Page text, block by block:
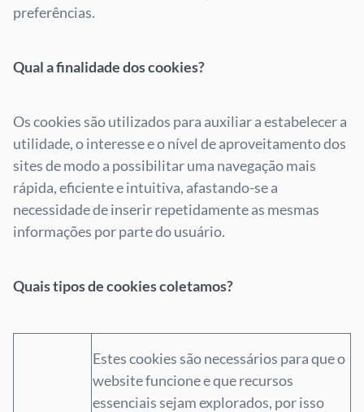
preferências.
Qual a finalidade dos cookies?
Os cookies são utilizados para auxiliar a estabelecer a
utilidade, o interesse e o nível de aproveitamento dos
sites de modo a possibilitar uma navegação mais
rápida, eficiente e intuitiva, afastando-se a
necessidade de inserir repetidamente as mesmas
informações por parte do usuário.
Quais tipos de cookies coletamos?
Estes cookies são necessários para que o
website funcione e que recursos
essenciais sejam explorados, por isso